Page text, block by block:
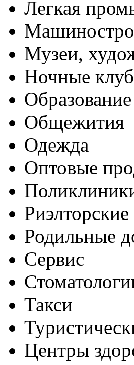
Легкая
Музеи,
Ночные
Общежития
Одежда
Оптовые
Риэлторские
Родильные
Сервис
Такси
Центры